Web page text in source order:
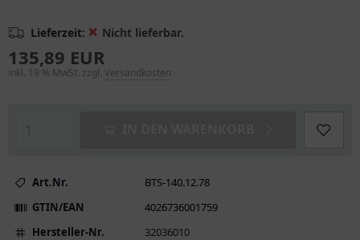
Lieferzeit: ❌ Nicht lieferbar.
135,89 EUR
inkl. 19 % MwSt. zzgl. Versandkosten
Art.Nr.
BTS-140.12.78
GTIN/EAN
4026736001759
Hersteller-Nr.
32036010